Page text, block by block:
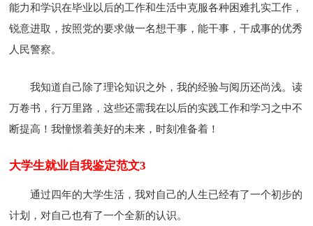
能力和学识在毕业以后的工作和生活中克服各种困难扎实工作，
锐意进取，按照党的要求做一名想干事，能干事，干成事的优秀
人民警察。
我知道自己除了理论知识之外，我的经验与阅历还尚浅。读
万卷书，行万里路，这些还需我在以后的实践工作和学习之中不
断提高！我憧憬着美好的未来，时刻准备着！
大学生就业自我鉴定范文3
通过四年的大学生活，我对自己的人生已经有了一个初步的
计划，对自己也有了一个全新的认识。